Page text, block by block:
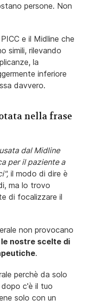
persone. Non
e il Midline che
simili, rilevando
la
inferiore
davvero.
nella frase
dal Midline
per il paziente a
il modo di dire è
ma lo trovo
di focalizzare il
non provocano
le nostre scelte di
.
perchè da solo
dopo c'è il tuo
solo con un